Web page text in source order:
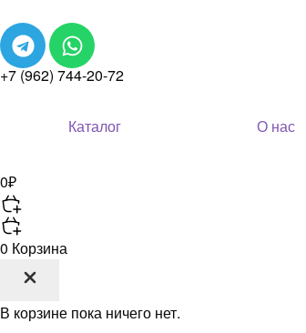
+7 (962) 744-20-72
Каталог О нас
0₽
0 Корзина
В корзине пока ничего нет.